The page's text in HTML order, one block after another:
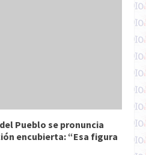
Pueblo se pronuncia
encubierta: “Esa figura